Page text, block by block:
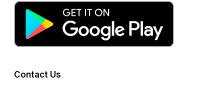
Contact Us